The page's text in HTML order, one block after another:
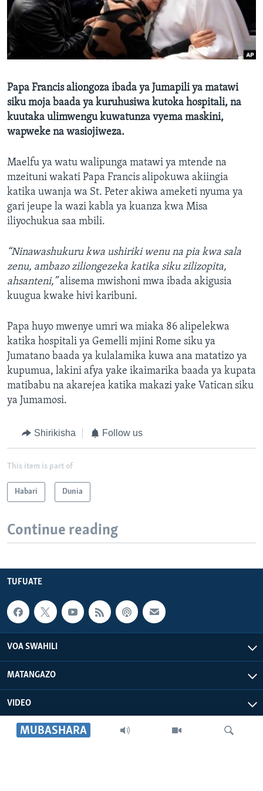
MUBASHARA
Papa Francis aliongoza ibada ya Jumapili ya matawi
siku moja baada ya kuruhusiwa kutoka hospitali, na
kuutaka ulimwengu kuwatunza vyema maskini,
wapweke na wasiojiweza.
Maelfu ya watu walipunga matawi ya mtende na
mzeituni wakati Papa Francis alipokuwa akiingia
katika uwanja wa St. Peter akiwa ameketi nyuma ya
gari jeupe la wazi kabla ya kuanza kwa Misa
iliyochukua saa mbili.
“Ninawashukuru kwa ushiriki wenu na pia kwa sala
zenu, ambazo ziliongezeka katika siku zilizopita,
ahsanteni,”alisema mwishoni mwa ibada akigusia
kuugua kwake hivi karibuni.
Papa huyo mwenye umri wa miaka 86 alipelekwa
katika hospitali ya Gemelli mjini Rome siku ya
Jumatano baada ya kulalamika kuwa ana matatizo ya
kupumua, lakini afya yake ikaimarika baada ya kupata
matibabu na akarejea katika makazi yake Vatican siku
ya Jumamosi.
Shirikisha Follow us
This item is part of
Habari Dunia
Continue reading
TUFUATE
VOA SWAHILI
MATANGAZO
VIDEO
VOA AFRICA